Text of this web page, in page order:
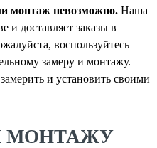
монтаж невозможно. Наша
и доставляет заказы в
воспользуйтесь
замеру и монтажу.
и установить своими
МОНТАЖУ